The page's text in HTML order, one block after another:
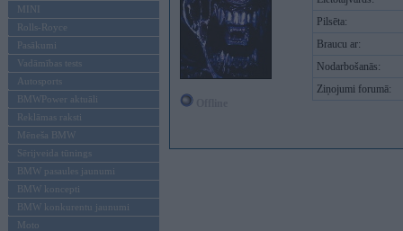
MINI
Rolls-Royce
Pasākumi
Vadāmības tests
Autosports
BMWPower aktuāli
Reklāmas raksti
Mēneša BMW
Sērijveida tūnings
BMW pasaules jaunumi
BMW koncepti
BMW konkurentu jaunumi
Moto
Pilsēta:
Braucu ar:
Nodarbošanās:
Ziņojumi forumā: